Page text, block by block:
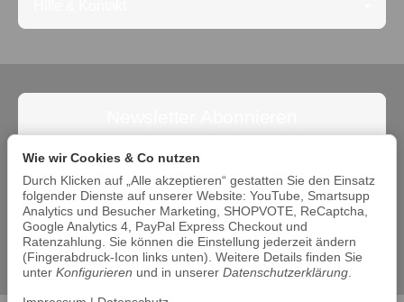
keine Angebote. Die Abmeldung ist jederzeit möglich.
Abonnieren
Bitte beachten Sie unsere Datenschutzerklärung
Wie wir Cookies & Co nutzen
Durch Klicken auf „Alle akzeptieren“ gestatten Sie den Einsatz
folgender Dienste auf unserer Website: YouTube, Smartsupp
Analytics und Besucher Marketing, SHOPVOTE, ReCaptcha,
Google Analytics 4, PayPal Express Checkout und
Ratenzahlung. Sie können die Einstellung jederzeit ändern
(Fingerabdruck-Icon links unten). Weitere Details finden Sie
unter Konfigurieren und in unserer Datenschutzerklärung.